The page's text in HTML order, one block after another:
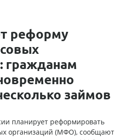
реформу
гражданам
займов
планирует реформировать
организаций (МФО), сообщают